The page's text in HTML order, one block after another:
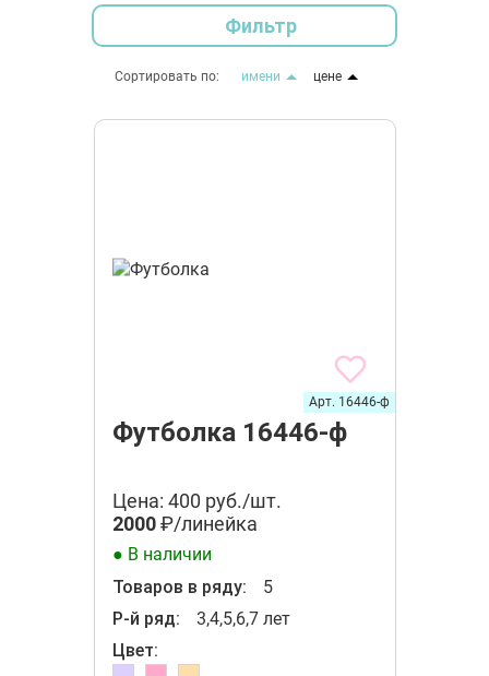
Фильтр
Сортировать по: имени цене
Футболка 16446-ф
Арт. 16446-ф
Цена: 400 руб./шт.
2000₽/линейка
● В наличии
Товаров в ряду:
5
Р-й ряд:
3,4,5,6,7 лет
Цвет: